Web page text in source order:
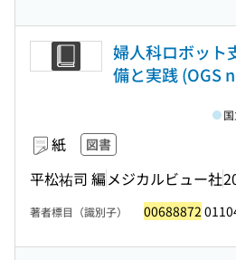
婦人科ロボット
備と実践 (OGS
紙 図書
平松祐司 編 メジカルビュー社
著者標目（識別子） 00688872